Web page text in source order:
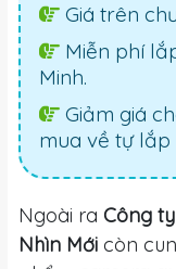
Giá trên
Miễn phí
Minh.
Giảm giá
mua về tự lắp
Ngoài ra Công
Nhìn Mới còn